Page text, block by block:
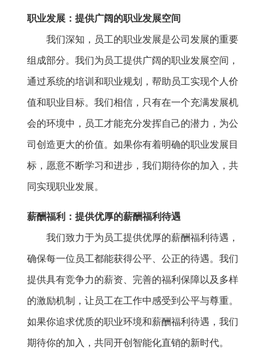
职业发展：提供广阔的职业发展空间
我们深知，员工的职业发展是公司发展的重要
组成部分。我们为员工提供广阔的职业发展空间，
通过系统的培训和职业规划，帮助员工实现个人价
值和职业目标。我们相信，只有在一个充满发展机
会的环境中，员工才能充分发挥自己的潜力，为公
司创造更大的价值。如果你有着明确的职业发展目
标，愿意不断学习和进步，我们期待你的加入，共
同实现职业发展。
薪酬福利：提供优厚的薪酬福利待遇
我们致力于为员工提供优厚的薪酬福利待遇，
确保每一位员工都能获得公平、公正的待遇。我们
提供具有竞争力的薪资、完善的福利保障以及多样
的激励机制，让员工在工作中感受到公平与尊重。
如果你追求优质的职业环境和薪酬福利待遇，我们
期待你的加入，共同开创智能化直销的新时代。